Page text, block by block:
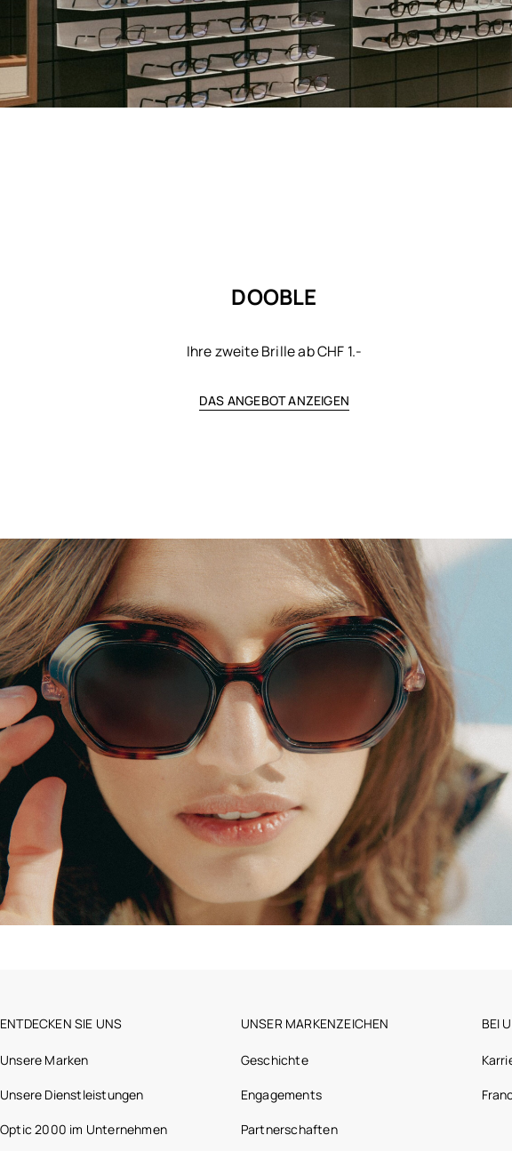
DOOBLE
Ihre zweite Brille ab CHF 1.-
DAS ANGEBOT ANZEIGEN
ENTDECKEN SIE UNS
Unsere Marken
Unsere Dienstleistungen
Optic 2000 im Unternehmen
UNSER MARKENZEICHEN
Geschichte
Engagements
Partnerschaften
BEI